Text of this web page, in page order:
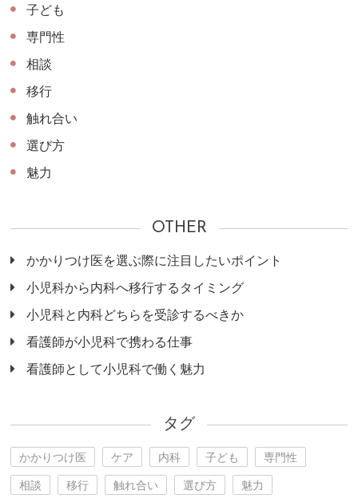
子ども
専門性
相談
移行
触れ合い
選び方
魅力
OTHER
かかりつけ医を選ぶ際に注目したいポイント
小児科から内科へ移行するタイミング
小児科と内科どちらを受診するべきか
看護師が小児科で携わる仕事
看護師として小児科で働く魅力
タグ
かかりつけ医 ケア 内科 子ども
専門性
相談
移行 触れ合い 選び方 魅力